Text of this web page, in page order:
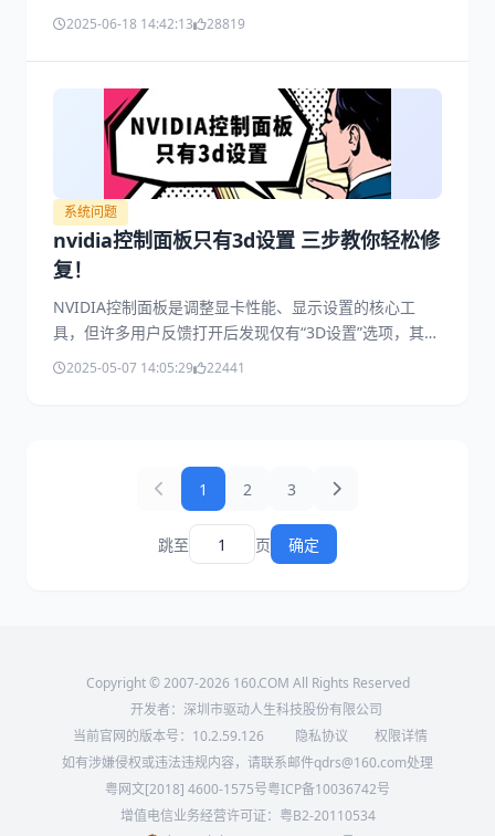
2025-06-18 14:42:13 28819
系统问题
nvidia控制面板只有3d设置 三步教你轻松修
复！
NVIDIA控制面板是调整显卡性能、显示设置的核心工
具，但许多用户反馈打开后发现仅有“3D设置”选项，其他
功能（如显示、视频、桌面颜色等）不见了。这是怎么回
2025-05-07 14:05:29 22441
1 2 3
跳至 页 确定
Copyright © 2007-2026 160.COM All Rights Reserved
开发者：深圳市驱动人生科技股份有限公司
当前官网的版本号： 10.2.59.126 隐私协议
权限详情
如有涉嫌侵权或违法违规内容，请联系邮件qdrs@160.com处理
粤网文[2018] 4600-1575号粤ICP备10036742号
增值电信业务经营许可证：粤B2-20110534